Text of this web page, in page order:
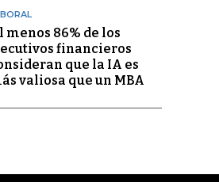
menos 86% de los
financieros
que la IA es
valiosa que un MBA